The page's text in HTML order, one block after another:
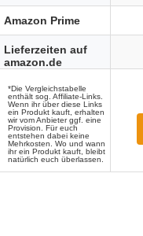
Amazon Prime
Lieferzeiten auf
amazon.de
*Die Vergleichstabelle
enthält sog. Affiliate-Links.
Wenn ihr über diese Links
ein Produkt kauft, erhalten
wir vom Anbieter ggf. eine
Provision. Für euch
entstehen dabei keine
Mehrkosten. Wo und wann
ihr ein Produkt kauft, bleibt
natürlich euch überlassen.